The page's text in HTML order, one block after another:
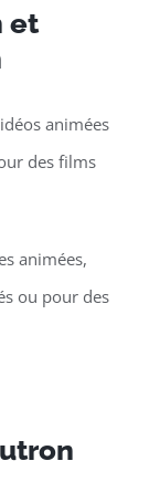
et
animées
des films
animées,
ou pour des